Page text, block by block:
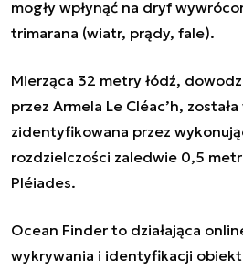
mogły wpłynąć na dryf
trimarana (wiatr, prądy, fale).
Mierząca 32 metry łódź,
przez Armela Le Cléac’h,
zidentyfikowana przez
rozdzielczości zaledwie 0,5
Pléiades.
Ocean Finder to działająca
wykrywania i identyfikacji